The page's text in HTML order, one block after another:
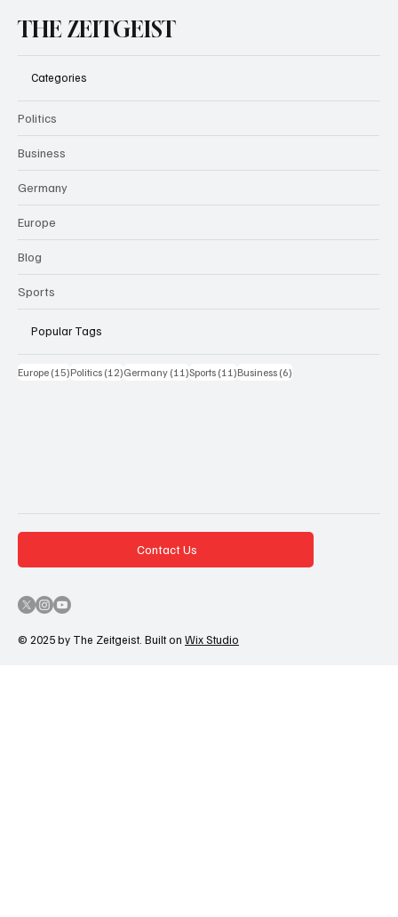
THE ZEITGEIST
Categories
Politics
Business
Germany
Europe
Blog
Sports
Popular Tags
Europe (15)15 Beiträge
Politics (12)12 Beiträge
Germany (11)11 Beiträge
Sports (11)11 Beiträge
Business (6)
© 2025 by The Zeitgeist. Built on Wix Studio
Contact Us